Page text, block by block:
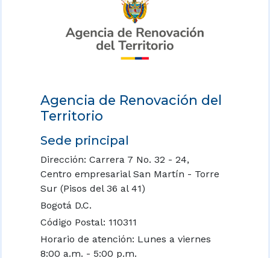
Agencia de Renovación del
Territorio
Sede principal
Dirección: Carrera 7 No. 32 - 24,
Centro empresarial San Martín - Torre
Sur (Pisos del 36 al 41)
Bogotá D.C.
Código Postal: 110311
Horario de atención: Lunes a viernes
8:00 a.m. - 5:00 p.m.